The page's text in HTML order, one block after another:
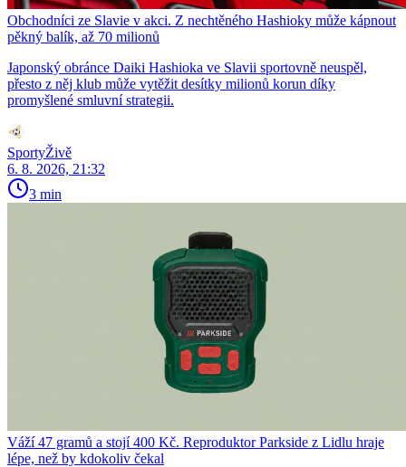
Obchodníci ze Slavie v akci. Z nechtěného Hashioky může kápnout
pěkný balík, až 70 milionů
Japonský obránce Daiki Hashioka ve Slavii sportovně neuspěl,
přesto z něj klub může vytěžit desítky milionů korun díky
promyšlené smluvní strategii.
SportyŽivě
6. 8. 2026, 21:32
3 min
Váží 47 gramů a stojí 400 Kč. Reproduktor Parkside z Lidlu hraje
lépe, než by kdokoliv čekal